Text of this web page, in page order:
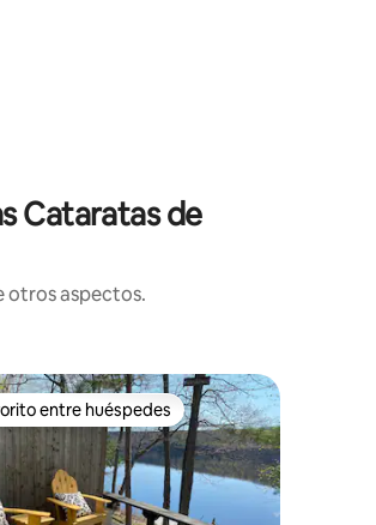
Cataratas de
otros aspectos.
mejores en Favorito entre huéspedes
entre huéspedes